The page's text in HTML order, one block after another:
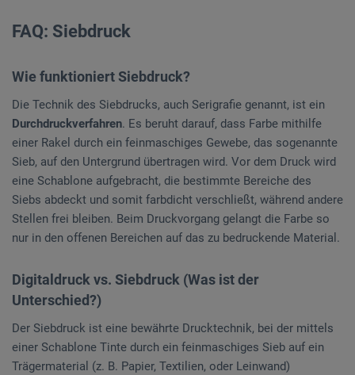
FAQ: Siebdruck
Wie funktioniert Siebdruck?
Die Technik des Siebdrucks, auch Serigrafie genannt, ist ein
Durchdruckverfahren. Es beruht darauf, dass Farbe mithilfe
einer Rakel durch ein feinmaschiges Gewebe, das sogenannte
Sieb, auf den Untergrund übertragen wird. Vor dem Druck wird
eine Schablone aufgebracht, die bestimmte Bereiche des
Siebs abdeckt und somit farbdicht verschließt, während andere
Stellen frei bleiben. Beim Druckvorgang gelangt die Farbe so
nur in den offenen Bereichen auf das zu bedruckende Material.
Digitaldruck vs. Siebdruck (Was ist der
Unterschied?)
Der Siebdruck ist eine bewährte Drucktechnik, bei der mittels
einer Schablone Tinte durch ein feinmaschiges Sieb auf ein
Trägermaterial (z. B. Papier, Textilien, oder Leinwand)